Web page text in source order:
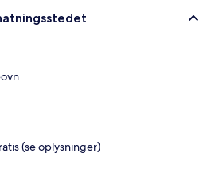
(se oplysninger)